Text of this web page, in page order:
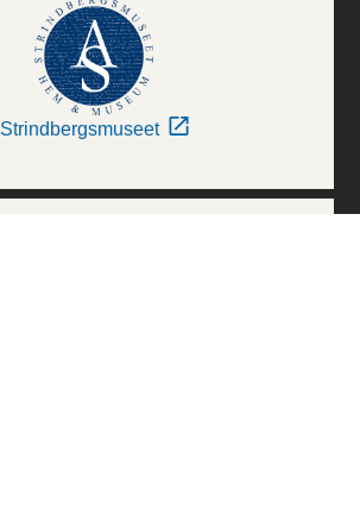
Strindbergsmuseet